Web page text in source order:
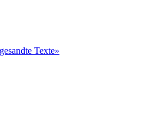
Texte»